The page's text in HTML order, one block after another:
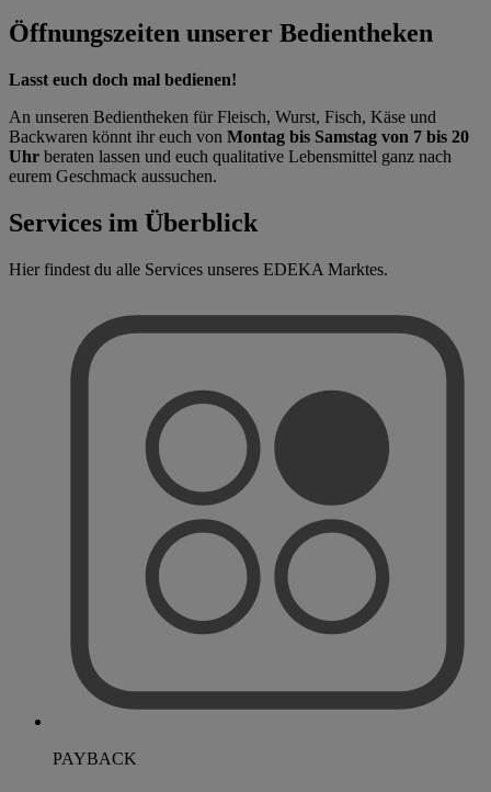
Öffnungszeiten unserer Bedientheken
Lasst euch doch mal bedienen!
An unseren Bedientheken für Fleisch, Wurst, Fisch, Käse und
Backwaren könnt ihr euch von Montag bis Samstag von 7 bis 20
Uhr beraten lassen und euch qualitative Lebensmittel ganz nach
eurem Geschmack aussuchen.
Services im Überblick
Hier findest du alle Services unseres EDEKA Marktes.
PAYBACK